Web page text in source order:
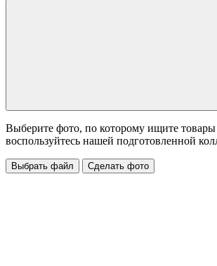
Выберите фото, по которому ищите
воспользуйтесь нашей подготовленной
Выбрать файл Сделать фото